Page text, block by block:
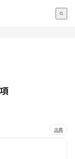
項
出典